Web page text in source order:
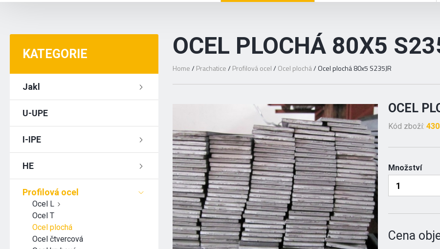
KATEGORIE
Jakl
U-UPE
I-IPE
HE
Profilová ocel
Ocel L
Ocel T
Ocel plochá
Ocel čtvercová
OCEL PLOCHÁ 80X5
Home/ Prachatice/ Profilová ocel/ Ocel plochá/ Ocel plochá 80x5 S235JR
OCEL
Kód zboží:
Množství
Cena